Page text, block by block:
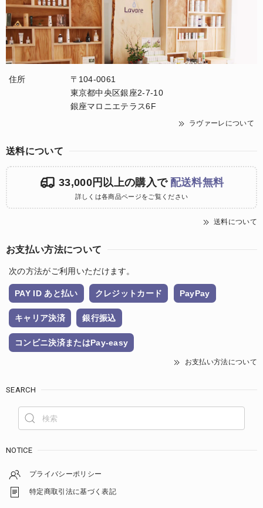
住所
〒104-0061
東京都中央区銀座2-7-10
銀座マロニエテラス6F
ラヴァーレについて
送料について
33,000円以上の購入で 配送料無料
詳しくは各商品ページをご覧ください
送料について
お支払い方法について
次の方法がご利用いただけます。
PAY ID あと払い クレジットカード PayPay
キャリア決済 銀行振込
コンビニ決済またはPay-easy
お支払い方法について
SEARCH
NOTICE
プライバシーポリシー
特定商取引法に基づく表記